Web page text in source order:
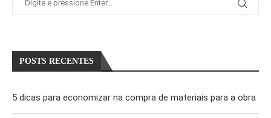
POSTS RECENTES
5 dicas para economizar na compra de materiais para a obra